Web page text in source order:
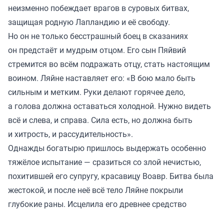
неизменно побеждает врагов в суровых битвах,
защищая родную Лапландию и её свободу.
Но он не только бесстрашный боец в сказаниях
он предстаёт и мудрым отцом. Его сын Пяйвий
стремится во всём подражать отцу, стать настоящим
воином. Ляйне наставляет его: «В бою мало быть
сильным и метким. Руки делают горячее дело,
а голова должна оставаться холодной. Нужно видеть
всё и слева, и справа. Сила есть, но должна быть
и хитрость, и рассудительность».
Однажды богатырю пришлось выдержать особенно
тяжёлое испытание — сразиться со злой нечистью,
похитившей его супругу, красавицу Воавр. Битва была
жестокой, и после неё всё тело Ляйне покрыли
глубокие раны. Исцелила его древнее средство